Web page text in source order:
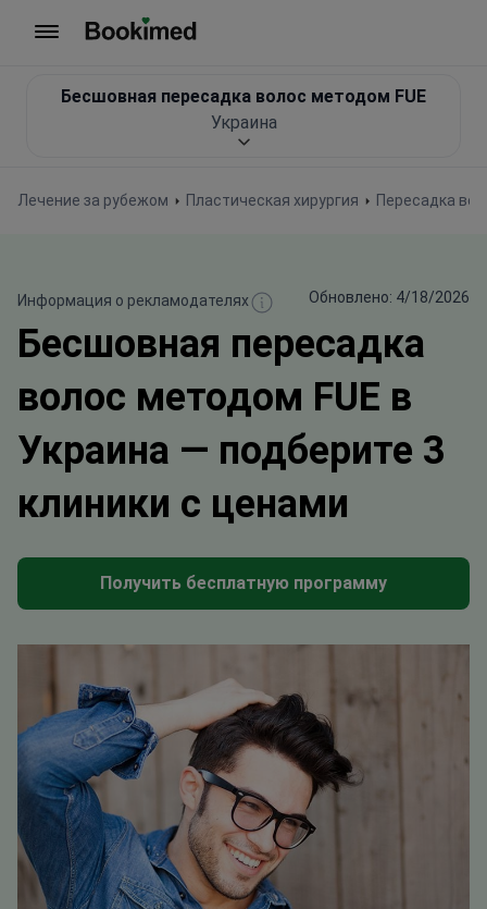
Лечение за рубежом Пластическая хирургия Пересадка
Бесшовная пересадка волос методом FUE
Украина
Информация о рекламодателях Обновлено: 4/18/2026
Бесшовная пересадка
волос методом FUE в
Украина — подберите 3
клиники с ценами
Получить бесплатную программу